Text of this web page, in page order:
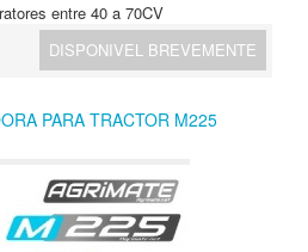
entre 40 a 70CV
DISPONIVEL BREVEMENTE
PARA TRACTOR M225